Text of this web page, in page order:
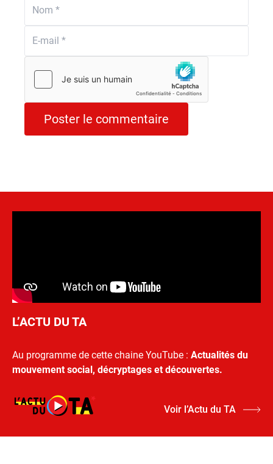
L’ACTU DU TA
Au programme de cette chaine YouTube : Actualités du
mouvement social, décryptages et découvertes.
Voir l’Actu du TA